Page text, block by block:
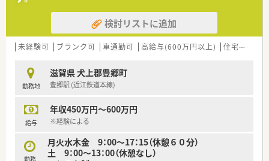
個別面談を実施しています
【求人情報について】
■ご経験や年齢を考慮の上、年収500万円から600万円の範囲で
■借上社宅制度や選択型福利厚生制度など、大手グループならで
はの充実した福利厚生があります
■年間休日は124日と多く、プライベートの時間もしっかりと確
【勤務実態について】
労働時間が特徴です
■月間の平均残業時間は8～9時間程度と少なく、ワークライフ
検討リストに追加
未経験可 ブランク可 車通勤可 高給与(600万円以上) 住宅補助(手当)あり
勤務地
滋賀県 犬上郡豊郷町
豊郷駅 (近江鉄道本線)
給与
年収450万円～600万円
※経験による
勤務
月火水木金 9：00～17：15（休憩６０分）
土 9：00～13：00（休憩なし）